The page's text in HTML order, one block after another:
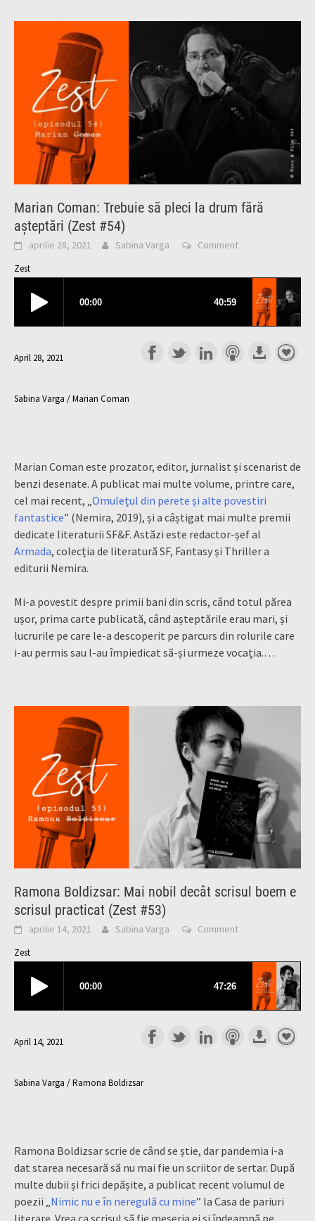
Marian Coman: Trebuie să pleci la drum fără
așteptări (Zest #54)
aprilie 28, 2021 Sabina Varga Comment
Zest
April 28, 2021
Sabina Varga / Marian Coman
Marian Coman este prozator, editor, jurnalist și scenarist de
benzi desenate. A publicat mai multe volume, printre care,
cel mai recent, „ Omulețul din perete și alte povestiri
fantastice” (Nemira, 2019), și a câștigat mai multe premii
dedicate literaturii SF&F. Astăzi este redactor-șef al
Armada, colecția de literatură SF, Fantasy și Thriller a
editurii Nemira.
Mi-a povestit despre primii bani din scris, când totul părea
ușor, prima carte publicată, când așteptările erau mari, și
lucrurile pe care le-a descoperit pe parcurs din rolurile care
i-au permis sau l-au împiedicat să-și urmeze vocația.…
Ramona Boldizsar: Mai nobil decât scrisul boem e
scrisul practicat (Zest #53)
aprilie 14, 2021 Sabina Varga Comment
Zest
April 14, 2021
Sabina Varga / Ramona Boldizsar
Ramona Boldizsar scrie de când se știe, dar pandemia i-a
dat starea necesară să nu mai fie un scriitor de sertar. După
multe dubii și frici depășite, a publicat recent volumul de
poezii „ Nimic nu e în neregulă cu mine” la Casa de pariuri
literare. Vrea ca scrisul să fie meseria ei și îndeamnă pe